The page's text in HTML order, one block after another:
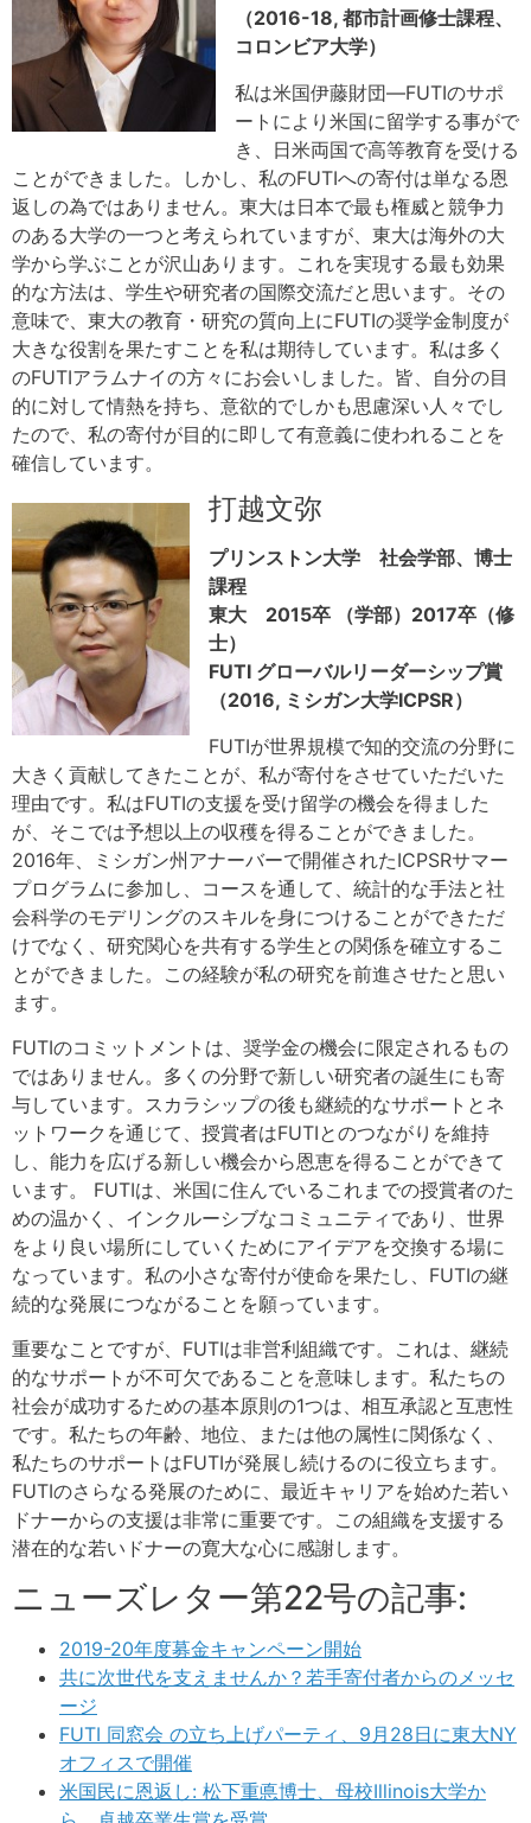
（2016-18, 都市計画修士課程、
コロンビア大学）
私は米国伊藤財団—FUTIのサポ
ートにより米国に留学する事がで
き、日米両国で高等教育を受ける
ことができました。しかし、私のFUTIへの寄付は単なる恩
返しの為ではありません。東大は日本で最も権威と競争力
のある大学の一つと考えられていますが、東大は海外の大
学から学ぶことが沢山あります。これを実現する最も効果
的な方法は、学生や研究者の国際交流だと思います。その
意味で、東大の教育・研究の質向上にFUTIの奨学金制度が
大きな役割を果たすことを私は期待しています。私は多く
のFUTIアラムナイの方々にお会いしました。皆、自分の目
的に対して情熱を持ち、意欲的でしかも思慮深い人々でし
たので、私の寄付が目的に即して有意義に使われることを
確信しています。
打越文弥
プリンストン大学 社会学部、博士
課程
東大 2015卒 （学部）2017卒（修
士）
FUTI グローバルリーダーシップ賞
（2016, ミシガン大学ICPSR）
FUTIが世界規模で知的交流の分野に
大きく貢献してきたことが、私が寄付をさせていただいた
理由です。私はFUTIの支援を受け留学の機会を得ました
が、そこでは予想以上の収穫を得ることができました。
2016年、ミシガン州アナーバーで開催されたICPSRサマー
プログラムに参加し、コースを通して、統計的な手法と社
会科学のモデリングのスキルを身につけることができただ
けでなく、研究関心を共有する学生との関係を確立するこ
とができました。この経験が私の研究を前進させたと思い
ます。
FUTIのコミットメントは、奨学金の機会に限定されるもの
ではありません。多くの分野で新しい研究者の誕生にも寄
与しています。スカラシップの後も継続的なサポートとネ
ットワークを通じて、授賞者はFUTIとのつながりを維持
し、能力を広げる新しい機会から恩恵を得ることができて
います。 FUTIは、米国に住んでいるこれまでの授賞者のた
めの温かく、インクルーシブなコミュニティであり、世界
をより良い場所にしていくためにアイデアを交換する場に
なっています。私の小さな寄付が使命を果たし、FUTIの継
続的な発展につながることを願っています。
重要なことですが、FUTIは非営利組織です。これは、継続
的なサポートが不可欠であることを意味します。私たちの
社会が成功するための基本原則の1つは、相互承認と互恵性
です。私たちの年齢、地位、または他の属性に関係なく、
私たちのサポートはFUTIが発展し続けるのに役立ちます。
FUTIのさらなる発展のために、最近キャリアを始めた若い
ドナーからの支援は非常に重要です。この組織を支援する
潜在的な若いドナーの寛大な心に感謝します。
ニューズレター第22号の記事:
2019-20年度募金キャンペーン開始
共に次世代を支えませんか？若手寄付者からのメッセ
ージ
FUTI 同窓会 の立ち上げパーティ、9月28日に東大NY
オフィスで開催
米国民に恩返し: 松下重悳博士、母校Illinois大学か